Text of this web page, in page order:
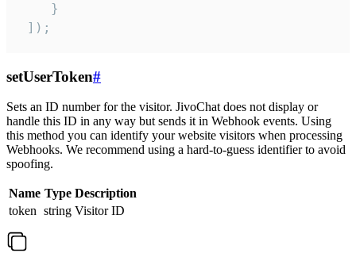
    }
]);
setUserToken#
Sets an ID number for the visitor. JivoChat does not display or
handle this ID in any way but sends it in Webhook events. Using
this method you can identify your website visitors when processing
Webhooks. We recommend using a hard-to-guess identifier to avoid
spoofing.
Name Type Description
token string Visitor ID